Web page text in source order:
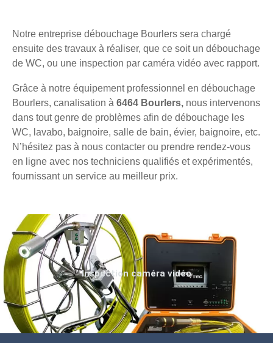
Notre entreprise débouchage Bourlers sera chargé
ensuite des travaux à réaliser, que ce soit un débouchage
de WC, ou une inspection par caméra vidéo avec rapport.
Grâce à notre équipement professionnel en débouchage
Bourlers, canalisation à 6464 Bourlers, nous intervenons
dans tout genre de problèmes afin de débouchage les
WC, lavabo, baignoire, salle de bain, évier, baignoire, etc.
N’hésitez pas à nous contacter ou prendre rendez-vous
en ligne avec nos techniciens qualifiés et expérimentés,
fournissant un service au meilleur prix.
Inspection caméra vidéo